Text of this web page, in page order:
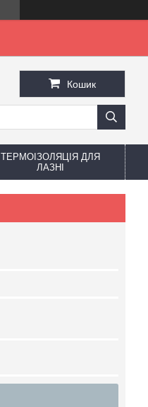
Кошик
ТЕРМОІЗОЛЯЦІЯ ДЛЯ
ЛАЗНІ